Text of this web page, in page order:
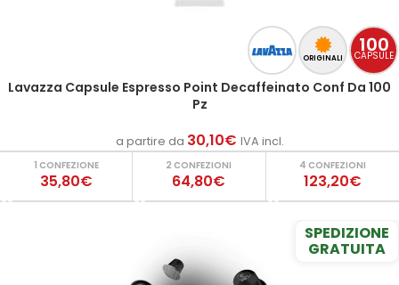
100
CAPSULE
ORIGINALI
Lavazza Capsule Espresso Point Decaffeinato Conf Da 100
Pz
a partire da 30,10€ IVA incl.
1 CONFEZIONE
35,80€
2 CONFEZIONI
64,80€
4 CONFEZIONI
123,20€
SPEDIZIONE
GRATUITA